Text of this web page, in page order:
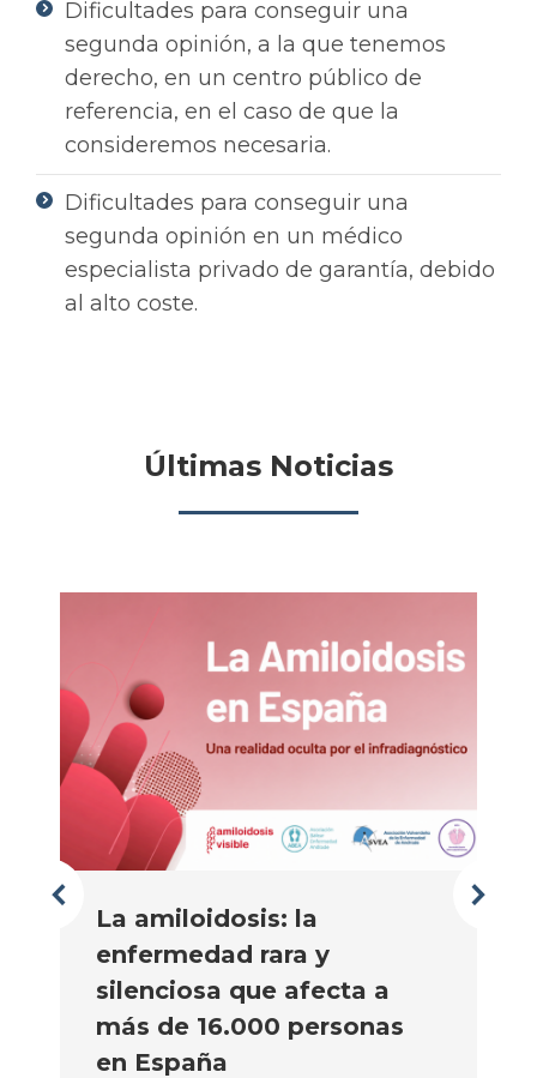
Dificultades para conseguir una
segunda opinión, a la que tenemos
derecho, en un centro público de
referencia, en el caso de que la
consideremos necesaria.
Dificultades para conseguir una
segunda opinión en un médico
especialista privado de garantía, debido
al alto coste.
Últimas Noticias
La amiloidosis: la
enfermedad rara y
silenciosa que afecta a
más de 16.000 personas
en España